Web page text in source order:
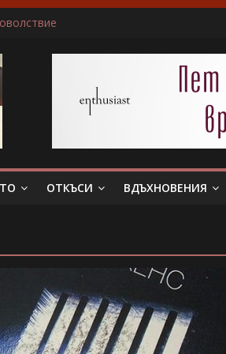
беше истински съпруг…”
Слава богу, отговори той…”
всяка сцена преживявам силно, както
ОТКЪСИ ВДЪХНОВЕНИЯ